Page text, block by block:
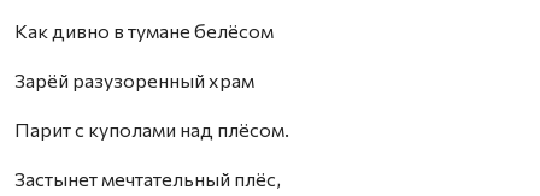
Как дивно в тумане белёсом
Зарёй разузоренный храм
Парит с куполами над плёсом.
Застынет мечтательный плёс,